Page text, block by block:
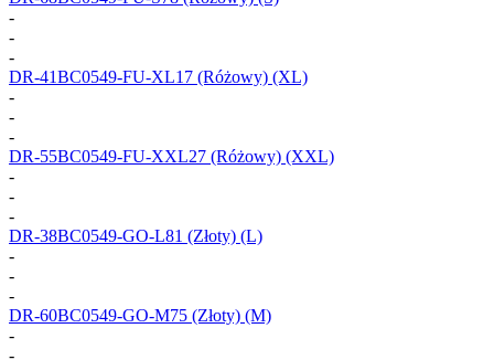
-
-
-
DR-41BC0549-FU-XL17 (Różowy) (XL)
-
-
-
DR-55BC0549-FU-XXL27 (Różowy) (XXL)
-
-
-
DR-38BC0549-GO-L81 (Złoty) (L)
-
-
-
DR-60BC0549-GO-M75 (Złoty) (M)
-
-